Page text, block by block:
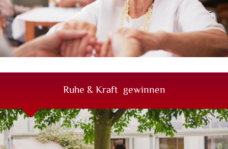
Ruhe & Kraft gewinnen
Erleben Sie eines unserer spirituellen Angebote und lassen
Sie den Alltag hinter sich.